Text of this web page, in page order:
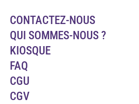
CONTACTEZ-NOUS
QUI SOMMES-NOUS ?
KIOSQUE
FAQ
CGU
CGV